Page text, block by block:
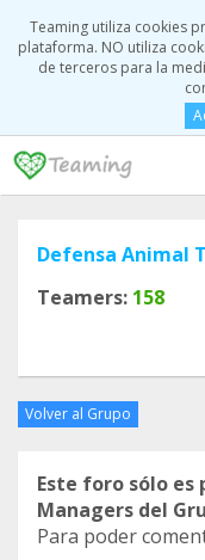
Teaming utiliza cookies
plataforma. NO utiliza
de terceros para la
Defensa Animal
Teamers: 158
Volver al Grupo
Este foro sólo es
Managers del
Para poder